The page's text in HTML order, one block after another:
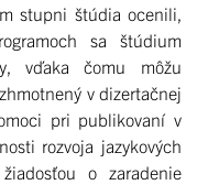
stupni štúdia ocenili,
sa štúdium
vďaka čomu môžu
v dizertačnej
pri publikovaní v
rozvoja jazykových
o zaradenie